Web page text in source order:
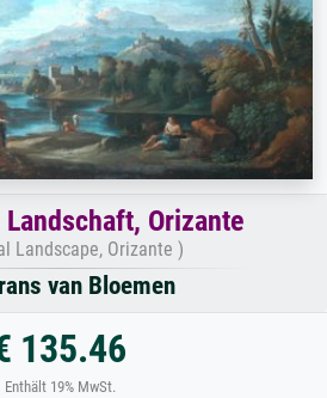
Orizante
Landscape, Orizante )
van Bloemen
135.46
Enthält 19% MwSt.